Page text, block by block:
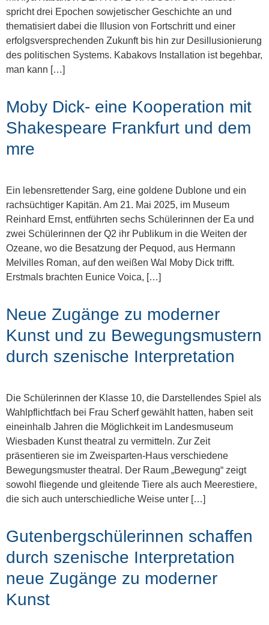
spricht drei Epochen sowjetischer Geschichte an und
thematisiert dabei die Illusion von Fortschritt und einer
erfolgsversprechenden Zukunft bis hin zur Desillusionierung
des politischen Systems. Kabakovs Installation ist begehbar,
man kann […]
Moby Dick- eine Kooperation mit
Shakespeare Frankfurt und dem
mre
Ein lebensrettender Sarg, eine goldene Dublone und ein
rachsüchtiger Kapitän. Am 21. Mai 2025, im Museum
Reinhard Ernst, entführten sechs Schülerinnen der Ea und
zwei Schülerinnen der Q2 ihr Publikum in die Weiten der
Ozeane, wo die Besatzung der Pequod, aus Hermann
Melvilles Roman, auf den weißen Wal Moby Dick trifft.
Erstmals brachten Eunice Voica, […]
Neue Zugänge zu moderner
Kunst und zu Bewegungsmustern
durch szenische Interpretation
Die Schülerinnen der Klasse 10, die Darstellendes Spiel als
Wahlpflichtfach bei Frau Scherf gewählt hatten, haben seit
eineinhalb Jahren die Möglichkeit im Landesmuseum
Wiesbaden Kunst theatral zu vermitteln. Zur Zeit
präsentieren sie im Zweisparten-Haus verschiedene
Bewegungsmuster theatral. Der Raum „Bewegung“ zeigt
sowohl fliegende und gleitende Tiere als auch Meerestiere,
die sich auch unterschiedliche Weise unter […]
Gutenbergschülerinnen schaffen
durch szenische Interpretation
neue Zugänge zu moderner
Kunst